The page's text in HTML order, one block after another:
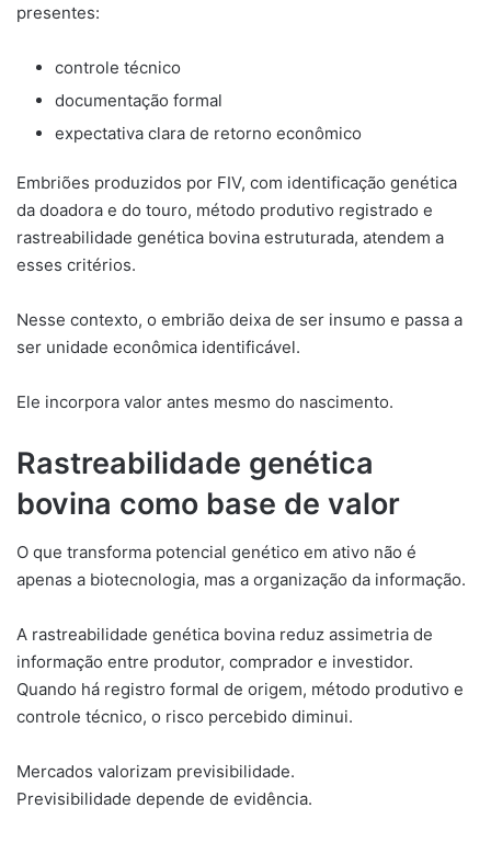
presentes:
controle técnico
documentação formal
expectativa clara de retorno econômico
Embriões produzidos por FIV, com identificação genética
da doadora e do touro, método produtivo registrado e
rastreabilidade genética bovina estruturada, atendem a
esses critérios.
Nesse contexto, o embrião deixa de ser insumo e passa a
ser unidade econômica identificável.
Ele incorpora valor antes mesmo do nascimento.
Rastreabilidade genética
bovina como base de valor
O que transforma potencial genético em ativo não é
apenas a biotecnologia, mas a organização da informação.
A rastreabilidade genética bovina reduz assimetria de
informação entre produtor, comprador e investidor.
Quando há registro formal de origem, método produtivo e
controle técnico, o risco percebido diminui.
Mercados valorizam previsibilidade.
Previsibilidade depende de evidência.